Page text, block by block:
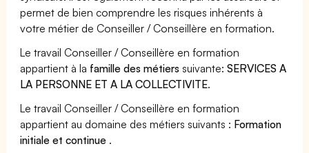
permet de bien comprendre les risques inhérents à
votre métier de Conseiller / Conseillère en formation.
Le travail Conseiller / Conseillère en formation
appartient à la famille des métiers suivante:SERVICES A
LA PERSONNE ET A LA COLLECTIVITE.
Le travail Conseiller / Conseillère en formation
appartient au domaine des métiers suivants : Formation
initiale et continue .